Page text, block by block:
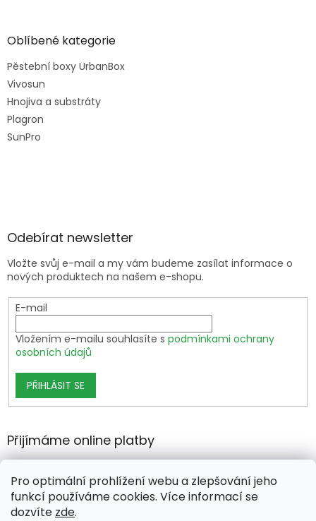
Pro optimální prohlížení webu a zlepšování jeho
funkcí používáme cookies. Více informací se
dozvíte zde.
Oblíbené kategorie
Pěstební boxy UrbanBox
Vivosun
Hnojiva a substráty
Plagron
SunPro
Odebírat newsletter
Vložte svůj e-mail a my vám budeme zasílat informace o
nových produktech na našem e-shopu.
E-mail
Vložením e-mailu souhlasíte s podmínkami ochrany
osobních údajů
PŘIHLÁSIT SE
Přijímáme online platby